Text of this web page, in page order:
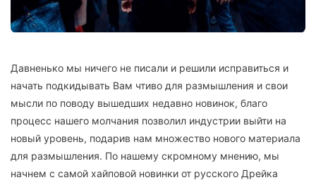
Давненько мы ничего не писали и решили исправиться и
начать подкидывать Вам чтиво для размышления и свои
мысли по поводу вышедших недавно новинок, благо
процесс нашего молчания позволил индустрии выйти на
новый уровень, подарив нам множество нового материала
для размышления. По нашему скромному мнению, мы
начнем с самой хайповой новинки от русского Дрейка